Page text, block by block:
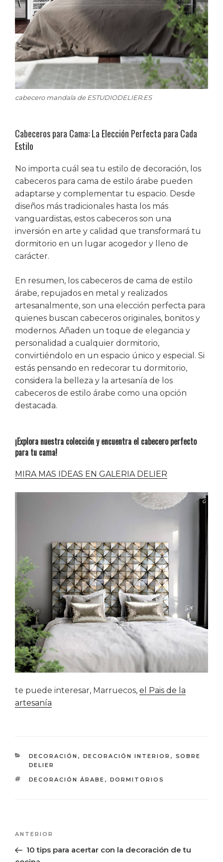
cabecero mandala de ESTUDIODELIER.ES
Cabeceros para Cama: La Elección Perfecta para Cada
Estilo
No importa cuál sea tu estilo de decoración, los
cabeceros para cama de estilo árabe pueden
adaptarse y complementar tu espacio. Desde
diseños más tradicionales hasta los más
vanguardistas, estos cabeceros son una
inversión en arte y calidad que transformará tu
dormitorio en un lugar acogedor y lleno de
carácter.
En resumen, los cabeceros de cama de estilo
árabe, repujados en metal y realizados
artesanalmente, son una elección perfecta para
quienes buscan cabeceros originales, bonitos y
modernos. Añaden un toque de elegancia y
personalidad a cualquier dormitorio,
convirtiéndolo en un espacio único y especial. Si
estás pensando en redecorar tu dormitorio,
considera la belleza y la artesanía de los
cabeceros de estilo árabe como una opción
destacada.
¡Explora nuestra colección y encuentra el cabecero perfecto
para tu cama!
MIRA MAS IDEAS EN GALERIA DELIER
te puede interesar, Marruecos, el Pais de la
artesanía
CATEGORÍAS
DECORACIÓN , DECORACIÓN INTERIOR , SOBRE
DELIER
ETIQUETAS
DECORACIÓN ÁRABE , DORMITORIOS
Navegación
entradas
Entrada
anterior:
ANTERIOR
10 tips para acertar con la decoración de tu